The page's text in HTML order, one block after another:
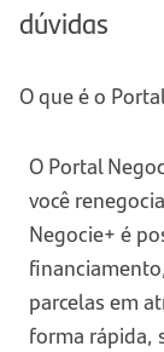
dúvidas
O que é o
O Portal
você
Negocie+ é
parcelas em
forma rápida,